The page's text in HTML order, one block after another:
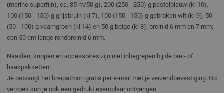
(merino superfijn), ca. 85 m/50 g), 200 (250 - 250) g pastelblauw (kl 10),
100 (150 - 150) g grijsbruin (kl 7), 100 (150 - 150) g gebroken wit (kl 9), 50
(50 - 100) g vaarngroen (kl 14) en 50 g beige (kl 8); breinld 6 mm en 7 mm;
een 50 cm lange rondbreinld 6 mm.
Naalden, knopen en accessoires zijn niet inbegrepen bij de brei- of
haakpakketten!
Je ontvangt het breipatroon gratis per e-mail met je verzendbevestiging. Op
verzoek kun je ook een gedrukt exemplaar ontvangen.